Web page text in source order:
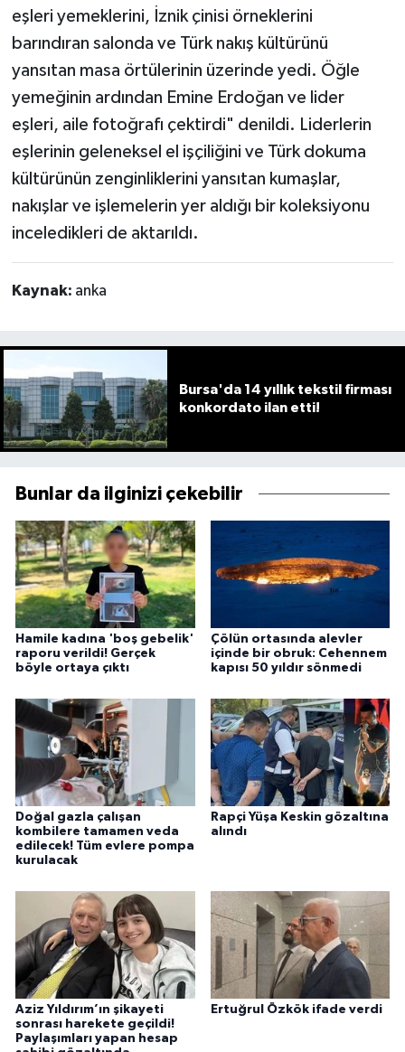
eşleri yemeklerini, İznik çinisi örneklerini
barındıran salonda ve Türk nakış kültürünü
yansıtan masa örtülerinin üzerinde yedi. Öğle
yemeğinin ardından Emine Erdoğan ve lider
eşleri, aile fotoğrafı çektirdi" denildi. Liderlerin
eşlerinin geleneksel el işçiliğini ve Türk dokuma
kültürünün zenginliklerini yansıtan kumaşlar,
nakışlar ve işlemelerin yer aldığı bir koleksiyonu
inceledikleri de aktarıldı.
Kaynak: anka
Bursa'da 14 yıllık tekstil firması
konkordato ilan etti!
Bunlar da ilginizi çekebilir
Hamile kadına 'boş gebelik'
raporu verildi! Gerçek
böyle ortaya çıktı
Çölün ortasında alevler
içinde bir obruk: Cehennem
kapısı 50 yıldır sönmedi
Doğal gazla çalışan
kombilere tamamen veda
edilecek! Tüm evlere pompa
kurulacak
Rapçi Yüşa Keskin gözaltına
alındı
Aziz Yıldırım’ın şikayeti
sonrası harekete geçildi!
Paylaşımları yapan hesap
Ertuğrul Özkök ifade verdi